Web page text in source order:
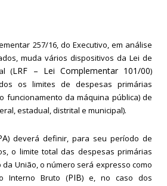
257/16, do Executivo, em análise
muda vários dispositivos da Lei de
(LRF – Lei Complementar 101/00)
os limites de despesas primárias
funcionamento da máquina pública) de
estadual, distrital e municipal).
) deverá definir, para seu período de
o limite total das despesas primárias
da União, o número será expresso como
Interno Bruto (PIB) e, no caso dos